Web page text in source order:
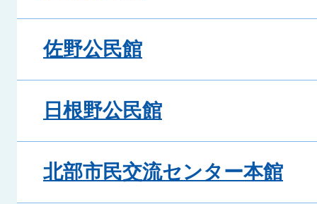
佐野公民館
日根野公民館
北部市民交流センター本館